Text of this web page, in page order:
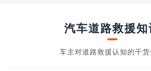
汽车道路救援知
车主对道路救援认知的干